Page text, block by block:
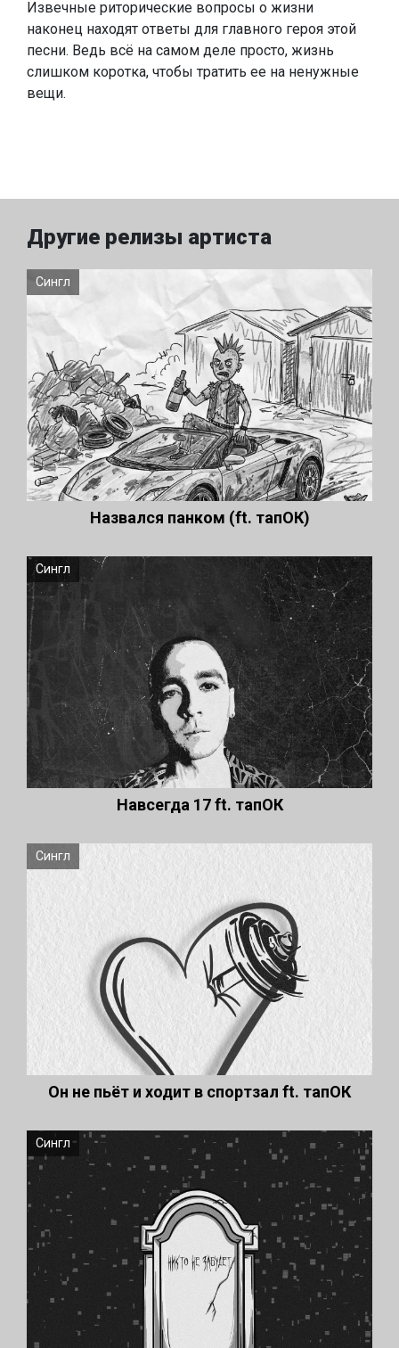
Извечные риторические вопросы о жизни
наконец находят ответы для главного героя этой
песни. Ведь всё на самом деле просто, жизнь
слишком коротка, чтобы тратить ее на ненужные
вещи.
Другие релизы артиста
Сингл
Назвался панком (ft. тапОК)
Сингл
Навсегда 17 ft. тапОК
Сингл
Он не пьёт и ходит в спортзал ft. тапОК
Сингл